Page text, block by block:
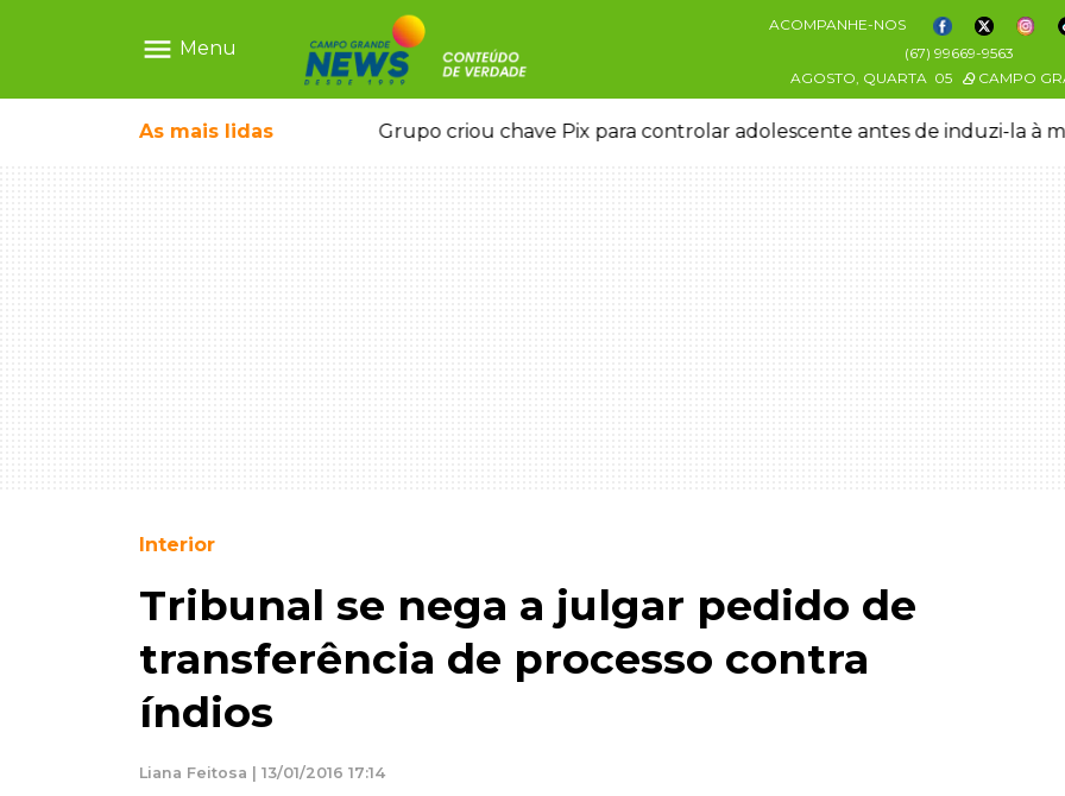
menu Menu
ACOMPANHE-NOS
(67) 99669-9563
AGOSTO, QUARTA 05 CAMPO
As mais lidas
deixou 4 mortos e 8 feridos Grupo criou chave Pix para controlar adolescente antes de induzi-la à
Interior
Tribunal se nega a julgar pedido de
transferência de processo contra
índios
Liana Feitosa | 13/01/2016 17:14